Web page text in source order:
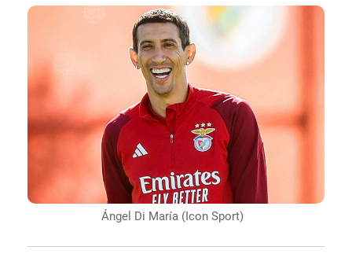
Ángel Di María (Icon Sport)